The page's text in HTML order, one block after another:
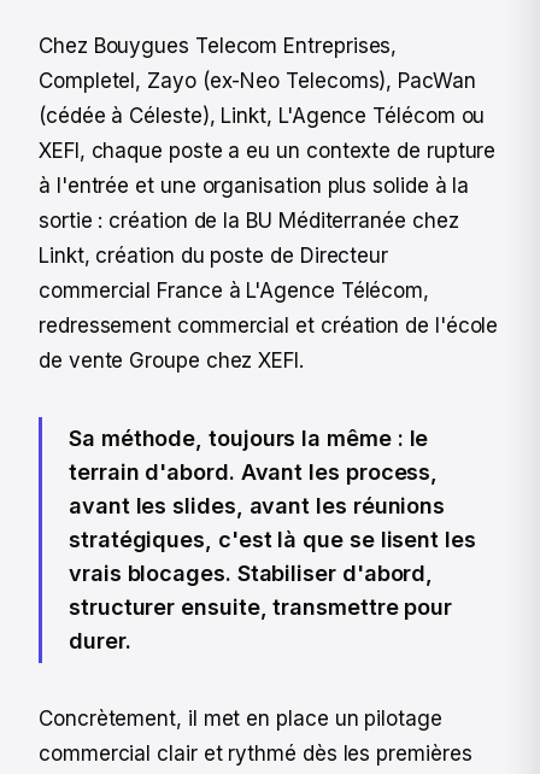
Chez Bouygues Telecom Entreprises,
Completel, Zayo (ex-Neo Telecoms), PacWan
(cédée à Céleste), Linkt, L'Agence Télécom ou
XEFI, chaque poste a eu un contexte de rupture
à l'entrée et une organisation plus solide à la
sortie : création de la BU Méditerranée chez
Linkt, création du poste de Directeur
commercial France à L'Agence Télécom,
redressement commercial et création de l'école
de vente Groupe chez XEFI.
Sa méthode, toujours la même : le
terrain d'abord. Avant les process,
avant les slides, avant les réunions
stratégiques, c'est là que se lisent les
vrais blocages. Stabiliser d'abord,
structurer ensuite, transmettre pour
durer.
Concrètement, il met en place un pilotage
commercial clair et rythmé dès les premières